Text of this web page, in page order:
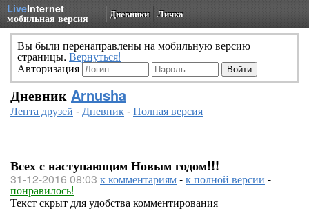
LiveInternet
мобильная версия Дневники Личка
Вы были перенаправлены на мобильную версию
страницы. Вернуться!
Авторизация
Дневник Arnusha
Лента друзей -Дневник-Полная версия
Всех с наступающим Новым годом!!!
31-12-2016 08:03 к комментариям-к полной версии -
понравилось!
Текст скрыт для удобства комментирования